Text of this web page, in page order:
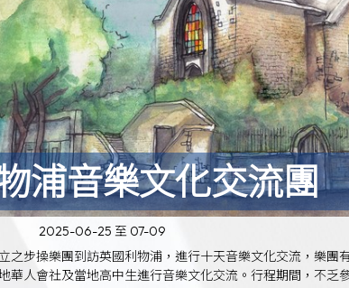
浦音樂文化交流團
2025-06-25 至 07-09
之步操樂團到訪英國利物浦，進行十天音樂文化交流，樂
華人會社及當地高中生進行音樂文化交流。行程期間，不乏